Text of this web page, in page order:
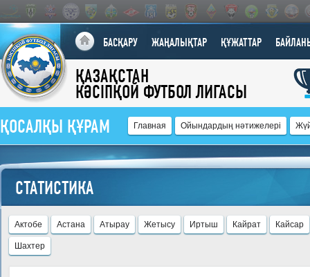
БАСҚАРУ ЖАҢАЛЫҚТАР ҚҰЖАТТАР
ҚАЗАҚСТАН
КӘСІПҚОЙ ФУТБОЛ ЛИГАСЫ
ҚОСАЛҚЫ ҚҰРАМ
Главная Ойындардың нәтижелері
СТАТИСТИКА
Актобе Астана Атырау Жетысу Иртыш Кайрат Кайсар
Шахтер